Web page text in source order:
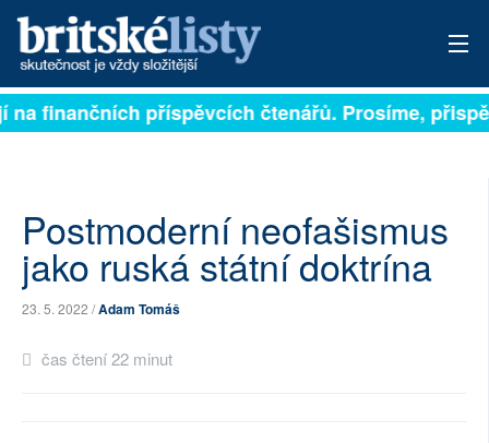
PŘIHLÁSIT
ARCHIV
ROZHOVORY
TÉMATA
NEJČTENĚJŠÍ ZA 7 DNÍ
finančních příspěvcích čtenářů. Prosíme,
Postmoderní neofašismus
jako ruská státní doktrína
23. 5. 2022 /Adam Tomáš
čas čtení 22 minut